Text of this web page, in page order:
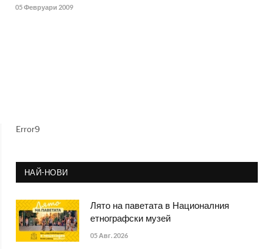
05 Февруари 2009
Error9
НАЙ-НОВИ
Лято на паветата в Националния
етнографски музей
05 Авг. 2026